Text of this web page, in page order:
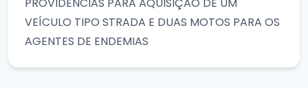
VEÍCULO TIPO STRADA E DUAS MOTOS PARA OS
AGENTES DE ENDEMIAS